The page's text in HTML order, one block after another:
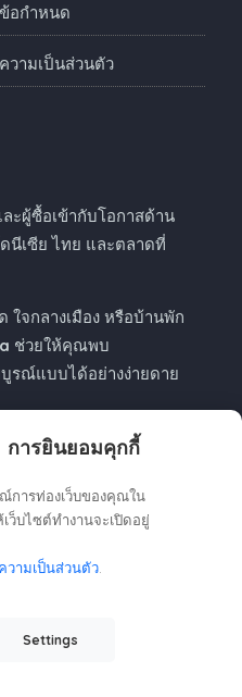
การยินยอมคุกกี้
ณ์การท่องเว็บของคุณใน
ว็บไซต์ทำงานจะเปิดอยู่
วามเป็นส่วนตัว.
Active)
function properly.
Settings
ข้อกำหนด
ความเป็นส่วนตัว
ะผู้ซื้อเข้ากับโอกาสด้าน
นีเซีย ไทย และตลาดที่
จกลางเมือง หรือบ้านพัก
ช่วยให้คุณพบ
รณ์แบบได้อย่างง่ายดาย
Offices